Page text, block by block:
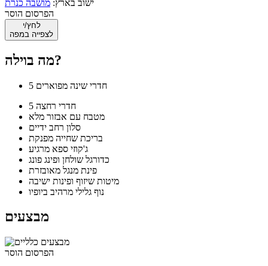
ישוב בארץ: מושבה כנרת
הפרסום הוסר
לחץ/י
לצפייה במפה
מה בוילה?
5 חדרי שינה מפוארים
מטבח עם אבזור מלא
סלון רחב ידיים
בריכת שחייה מפנקת
ג'קוזי ספא מרגיע
כדורגל שולחן ופינג פונג
פינת מנגל מאובזרת
מיטות שיזוף ופינות ישיבה
נוף גלילי מרהיב ביופיו
מבצעים
הפרסום הוסר